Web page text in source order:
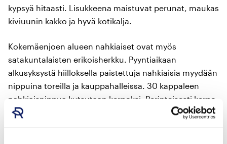
kypsyä hitaasti. Lisukkeena maistuvat perunat, maukas
kiviuunin kakko ja hyvä kotikalja.
Kokemäenjoen alueen nahkiaiset ovat myös
satakuntalaisten erikoisherkku. Pyyntiaikaan
alkusyksystä hiilloksella paistettuja nahkiaisia myydään
nippuina toreilla ja kauppahalleissa. 30 kappaleen
nahkiaisnippua kutsutaan kerpoksi. Perinteisesti kerpo
sidotaan yhteen yhdellä nahkiaisella, ja nahkiaiset
syödään sormin suoraan paperikääreestä.